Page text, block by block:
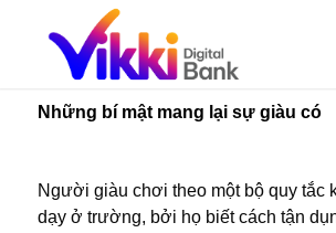
Những bí mật mang lại sự giàu có
Người giàu chơi theo một bộ quy tắc
dạy ở trường, bởi họ biết cách tận